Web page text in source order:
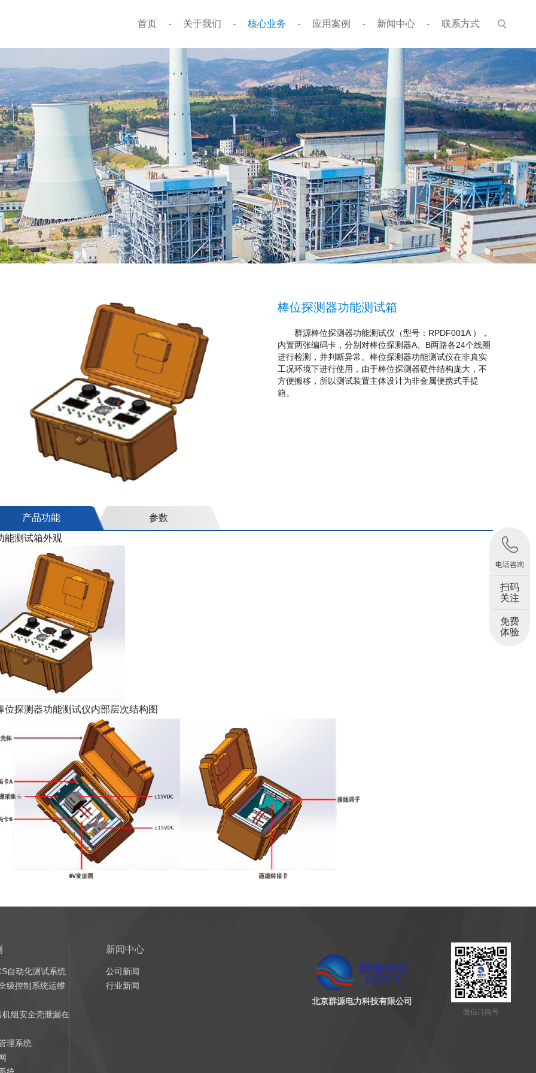
首页 关于我们 核心业务 应用案例 新闻中心 联系方式
电话咨询
扫码
关注
免费
体验
棒位探测器功能测试箱
群源棒位探测器功能测试仪（型号：RPDF001A ），
内置两张编码卡，分别对棒位探测器A、B两路各24个线圈
进行检测，并判断异常。棒位探测器功能测试仪在非真实
工况环境下进行使用，由于棒位探测器硬件结构庞大，不
方便搬移，所以测试装置主体设计为非金属便携式手提
箱。
产品功能
参数
1.功能测试箱外观
位探测器功能测试仪内部层次结构图
自动化测试系统
级控制系统运维
组安全壳泄漏在
理系统
新闻中心
公司新闻
行业新闻
微信订阅号
北京群源电力科技有限公司